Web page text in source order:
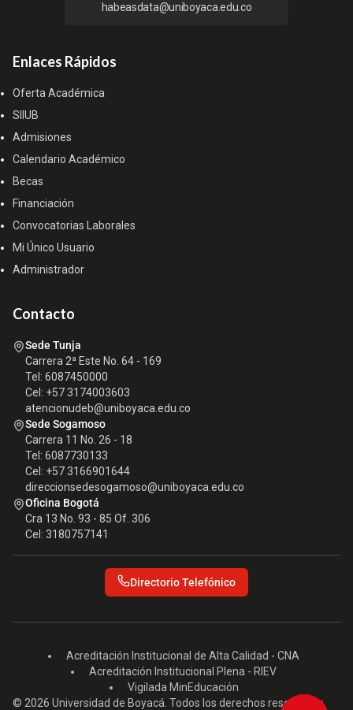
habeasdata@uniboyaca.edu.co
Enlaces Rápidos
Oferta Académica
SIIUB
Admisiones
Calendario Académico
Becas
Financiación
Convocatorias Laborales
Mi Único Usuario
Administrador
Contacto
Sede Tunja
Carrera 2ª Este No. 64 - 169
Tel: 6087450000
Cel: +57 3174003603
atencionudeb@uniboyaca.edu.co
Sede Sogamoso
Carrera 11 No. 26 - 18
Tel: 6087730133
Cel: +57 3166901644
direccionsedesogamoso@uniboyaca.edu.co
Oficina Bogotá
Cra 13 No. 93 - 85 Of. 306
Cel: 3180757141
Directorio Telefónico
Acreditación Institucional de Alta Calidad - CNA
Acreditación Institucional Plena - RIEV
Vigilada MinEducación
© 2026 Universidad de Boyacá. Todos los derechos reservados.